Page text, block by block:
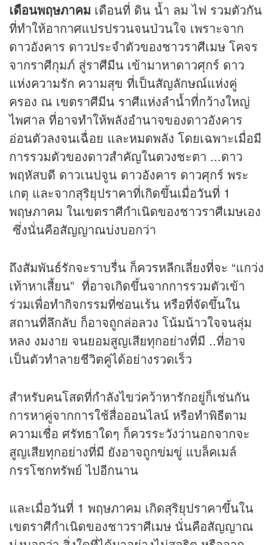
เดือนพฤษภาคม เดือนที่ ดิน น้ำ ลม ไฟ รวมตัวกัน
ที่ทำให้อากาศแปรปรวนจนป่วนใจ เพราะจาก
ดาวอังคาร ดาวประจำตัวของชาวราศีเมษ โคจร
จากราศีกุมภ์ สู่ราศีมีน เข้ามาหาดาวศุกร์ ดาว
แห่งความรัก ความสุข ที่เป็นสัญลักษณ์แห่งคู่
ครอง ณ เขตราศีมีน ราศีแห่งลำน้ำที่กว้างใหญ่
ไพศาล ที่อาจทำให้พลังอำนาจของดาวอังคาร
อ่อนตัวลงจนเฉื่อย และหมดพลัง โดยเฉพาะเมื่อมี
การรวมตัวของดาวสำคัญในดวงชะตา ...ดาว
พฤหัสบดี ดาวเนปจูน ดาวอังคาร ดาวศุกร์ พระ
เกตุ และจากสุริยุปราคาที่เกิดขึ้นเมื่อวันที่ 1
พฤษภาคม ในเขตราศีกำเนิดของชาวราศีเมษเอง
ซึ่งนั่นคือสัญญาณบ่งบอกว่า
ถึงสัมพันธ์รักจะราบรื่น ก็ควรหลีกเลี่ยงที่จะ “แกว่ง
เท้าหาเสี้ยน” ที่อาจเกิดขึ้นจากการรวมตัวเข้า
ร่วมเพื่อทำกิจกรรมที่ซ่อนเร้น หรือที่จัดขึ้นใน
สถานที่ลึกลับ ก็อาจถูกล่อลวง โน้มน้าวใจจนลุ่ม
หลง งมงาย จนยอมสูญเสียทุกอย่างที่มี ..ที่อาจ
เป็นตัวทำลายชีวิตคู่ได้อย่างรวดเร็ว
สำหรับคนโสดที่กำลังไขว่คว้าหารักอยู่ก็เช่นกัน
การหาคู่จากการใช้สื่อออนไลน์ หรือทำพิธีตาม
ความเชื่อ ศรัทธาใดๆ ก็ควรระวังว่านอกจากจะ
สูญเสียทุกอย่างที่มี ยังอาจถูกข่มขู่ แบล็คเมล์
กรรโชกทรัพย์ ไปอีกนาน
และเมื่อวันที่ 1 พฤษภาคม เกิดสุริยุปราคาขึ้นใน
เขตราศีกำเนิดของชาวราศีเมษ นั่นคือสัญญาณ